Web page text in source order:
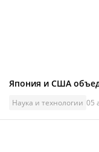
Япония и США
Наука и технологии 05